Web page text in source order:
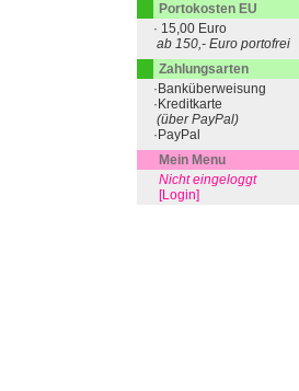
Portokosten EU
· 15,00 Euro
ab 150,- Euro portofrei
Zahlungsarten
·Banküberweisung
·Kreditkarte
(über PayPal)
·PayPal
Mein Menu
Nicht eingeloggt
[Login]